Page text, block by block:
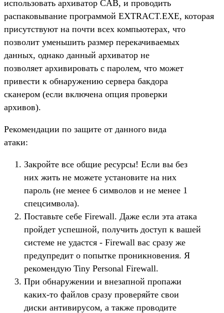
использовать архиватор CAB, и проводить
распаковывание программой EXTRACT.EXE, которая
присутствуют на почти всех компьютерах, что
позволит уменьшить размер перекачиваемых
данных, однако данный архиватор не
позволяет архивировать с паролем, что может
привести к обнаружению сервера бакдора
сканером (если включена опция проверки
архивов).
Рекомендации по защите от данного вида
атаки:
Закройте все общие ресурсы! Если вы без
них жить не можете установите на них
пароль (не менее 6 символов и не менее 1
спецсимвола).
Поставьте себе Firewall. Даже если эта атака
пройдет успешной, получить доступ к вашей
системе не удастся - Firewall вас сразу же
предупредит о попытке проникновения. Я
рекомендую Tiny Personal Firewall.
При обнаружении и внезапной пропажи
каких-то файлов сразу проверяйте свои
диски антивирусом, а также проводите